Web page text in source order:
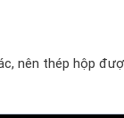
nên thép hộp